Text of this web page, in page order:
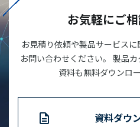
お問
資料ダウ
お気軽にご
お見積り依頼や製品サービス
お問い合わせください。 製品
資料も無料ダウンロ
資料ダウ